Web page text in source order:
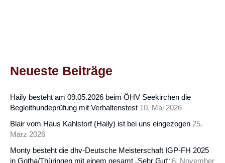
Neueste Beiträge
Haily besteht am 09.05.2026 beim ÖHV Seekirchen die
Begleithundeprüfung mit Verhaltenstest 10. Mai 2026
Blair vom Haus Kahlstorf (Haily) ist bei uns eingezogen 25.
März 2026
Monty besteht die dhv-Deutsche Meisterschaft IGP-FH 2025
in Gotha/Thüringen mit einem gesamt „Sehr Gut“ 6. November